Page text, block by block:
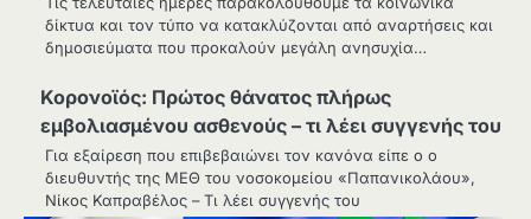
δίκτυα και τον τύπο να κατακλύζονται από αναρτήσεις και
δημοσιεύματα που προκαλούν μεγάλη ανησυχία…
Κορονοϊός: Πρώτος θάνατος πλήρως
εμβολιασμένου ασθενούς – τι λέει συγγενής του
Για εξαίρεση που επιβεβαιώνει τον κανόνα είπε ο ο
διευθυντής της ΜΕΘ του νοσοκομείου «Παπανικολάου»,
Νίκος Καπραβέλος – Τι λέει συγγενής του